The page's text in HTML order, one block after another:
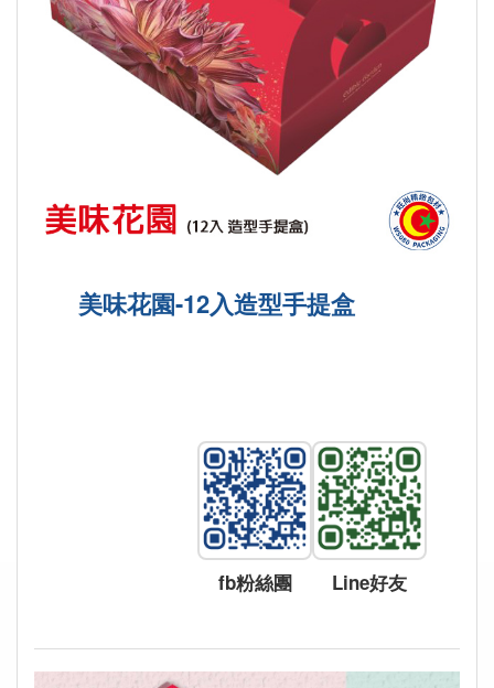
美味花園-12入造型手提盒
fb粉絲團 Line好友